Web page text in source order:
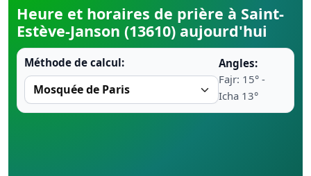
Heure de
Ramadan
Coran
Heure et horaires de prière à Saint-
Estève-Janson (13610) aujourd'hui
Méthode de calcul:
Angles:
Fajr: 15° -
Icha 13°